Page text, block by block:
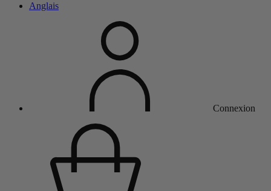
Anglais
Connexion